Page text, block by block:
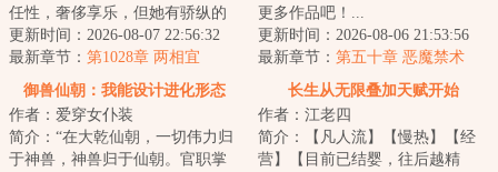
任性，奢侈享乐，但她有骄纵的
资本。优越出身、顶尖才情、亲
友宠爱和婚约...
更新时间：2026-08-07 22:56:32
最新章节： 第1028章 两相宜
更多作品吧！...
更新时间：2026-08-06 21:53:56
最新章节： 第五十章 恶魔禁术
御兽仙朝：我能设计进化形态
作者：爱穿女仆装
简介：“在大乾仙朝，一切伟力归
于神兽，神兽归于仙朝。官职掌
长生从无限叠加天赋开始
作者：江老四
简介：【凡人流】【慢热】【经
营】【目前已结婴，往后越精